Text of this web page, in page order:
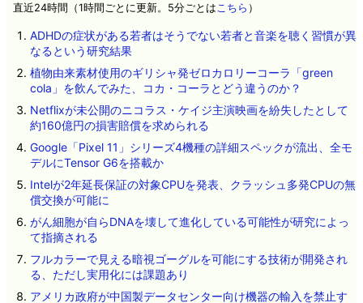
直近24時間（1時間ごとに更新。5分ごとは こちら ）
ADHDの症状がある若者はそうでない若者と音楽を聴く習慣が異
なるという研究結果
植物由来素材使用のギリシャ発ゼロカロリーコーラ「green
cola」を飲んでみた、コカ・コーラとどう違うのか？
Netflixが未公開のニコラス・ケイジ主演映画を紛失したとして
約160億円の損害賠償を求められる
Google「Pixel 11」シリーズ4機種の詳細スペックが流出、全モ
デルにTensor G6を搭載か
Intelが2年延長保証の対象CPUを発表、クラッシュ多発CPUの無
償交換が可能に
がん細胞が自らDNAを壊して進化している可能性が研究によっ
て指摘される
フルカラーで見える暗視ゴーグルを可能にする技術が開発され
る、ただし実用化には課題あり
アメリカ政府が中国製データセンター向け機器の輸入を禁止す